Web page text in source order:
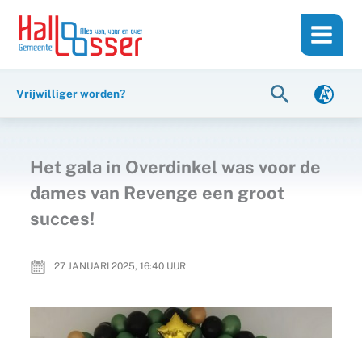
inhoud
naar
Vrijwilliger worden? Zoeken
Het gala in Overdinkel was voor de
dames van Revenge een groot
succes!
27 JANUARI 2025, 16:40UUR